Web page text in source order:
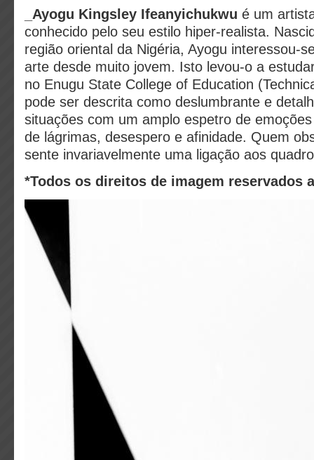
Ayogu Kingsley Ifeanyichukwu é um
conhecido pelo seu estilo hiper-realista.
região oriental da Nigéria, Ayogu interessou-
arte desde muito jovem. Isto levou-o a
no Enugu State College of Education
pode ser descrita como deslumbrante e
situações com um amplo espetro de
de lágrimas, desespero e afinidade. Quem
sente invariavelmente uma ligação aos
*Todos os direitos de imagem reservados